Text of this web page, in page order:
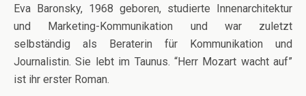
Eva Baronsky, 1968 geboren, studierte Innenarchitektur
und Marketing-Kommunikation und war zuletzt
selbständig als Beraterin für Kommunikation und
Journalistin. Sie lebt im Taunus. “Herr Mozart wacht auf”
ist ihr erster Roman.